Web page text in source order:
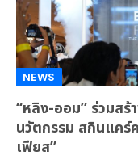
NEWS
“หลิง-ออม” ร่วมสร้
นวัตกรรม สกินแคร์
เฟียส”